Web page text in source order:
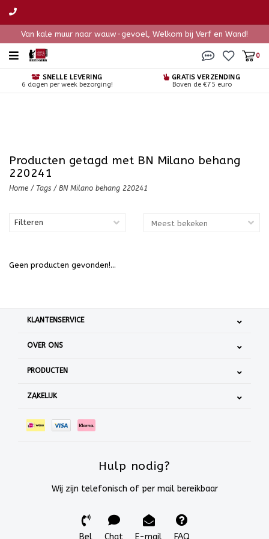
Van kale muur naar wauw-gevoel, Welkom bij Verf en Wand!
0
SNELLE LEVERING
6 dagen per week bezorging!
GRATIS VERZENDING
Boven de €75 euro
Producten getagd met BN Milano behang
220241
Home / Tags / BN Milano behang 220241
Filteren
Geen producten gevonden!...
KLANTENSERVICE
OVER ONS
PRODUCTEN
ZAKELIJK
Hulp nodig?
Wij zijn telefonisch of per mail bereikbaar
Bel Chat E-mail FAQ